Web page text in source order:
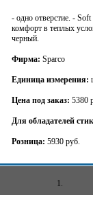
- одно отверстие. -
комфорт в теплых
черный.
Фирма: Sparco
Единица измерения:
Цена под заказ: 5380
Для обладателей
Розница: 5930 руб.
1.